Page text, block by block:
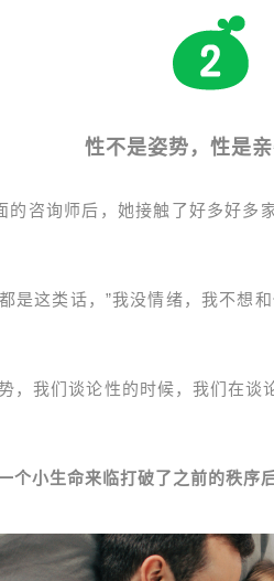
性不是姿势，性是
的咨询师后，她接触了好多好多
是这类话，”我没情绪，我不想
，我们谈论性的时候，我们在
个小生命来临打破了之前的秩序